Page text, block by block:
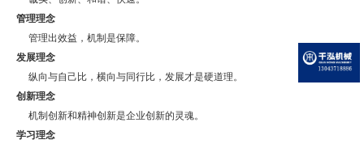
管理理念
管理出效益，机制是保障。
发展理念
纵向与自己比，横向与同行比，发展才是硬道理。
创新理念
机制创新和精神创新是企业创新的灵魂。
学习理念